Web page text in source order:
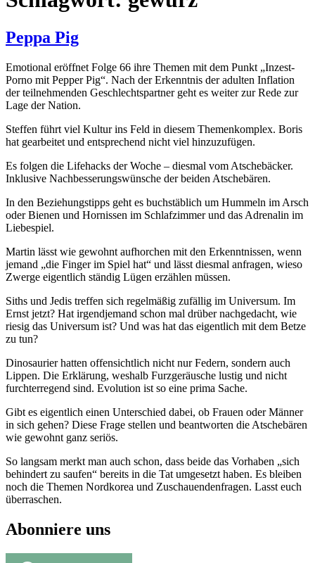
Peppa Pig
Emotional eröffnet Folge 66 ihre Themen mit dem Punkt „Inzest-
Porno mit Pepper Pig“. Nach der Erkenntnis der adulten Inflation
der teilnehmenden Geschlechtspartner geht es weiter zur Rede zur
Lage der Nation.
Steffen führt viel Kultur ins Feld in diesem Themenkomplex. Boris
hat gearbeitet und entsprechend nicht viel hinzuzufügen.
Es folgen die Lifehacks der Woche – diesmal vom Atschebäcker.
Inklusive Nachbesserungswünsche der beiden Atschebären.
In den Beziehungstipps geht es buchstäblich um Hummeln im Arsch
oder Bienen und Hornissen im Schlafzimmer und das Adrenalin im
Liebespiel.
Martin lässt wie gewohnt aufhorchen mit den Erkenntnissen, wenn
jemand „die Finger im Spiel hat“ und lässt diesmal anfragen, wieso
Zwerge eigentlich ständig Lügen erzählen müssen.
Siths und Jedis treffen sich regelmäßig zufällig im Universum. Im
Ernst jetzt? Hat irgendjemand schon mal drüber nachgedacht, wie
riesig das Universum ist? Und was hat das eigentlich mit dem Betze
zu tun?
Dinosaurier hatten offensichtlich nicht nur Federn, sondern auch
Lippen. Die Erklärung, weshalb Furzgeräusche lustig und nicht
furchterregend sind. Evolution ist so eine prima Sache.
Gibt es eigentlich einen Unterschied dabei, ob Frauen oder Männer
in sich gehen? Diese Frage stellen und beantworten die Atschebären
wie gewohnt ganz seriös.
So langsam merkt man auch schon, dass beide das Vorhaben „sich
behindert zu saufen“ bereits in die Tat umgesetzt haben. Es bleiben
noch die Themen Nordkorea und Zuschauendenfragen. Lasst euch
überraschen.
Abonniere uns